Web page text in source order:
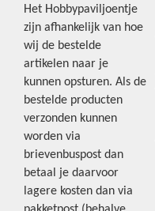
Het Hobbypaviljoentje
zijn afhankelijk van hoe
wij de bestelde
artikelen naar je
kunnen opsturen. Als de
bestelde producten
verzonden kunnen
worden via
brievenbuspost dan
betaal je daarvoor
lagere kosten dan via